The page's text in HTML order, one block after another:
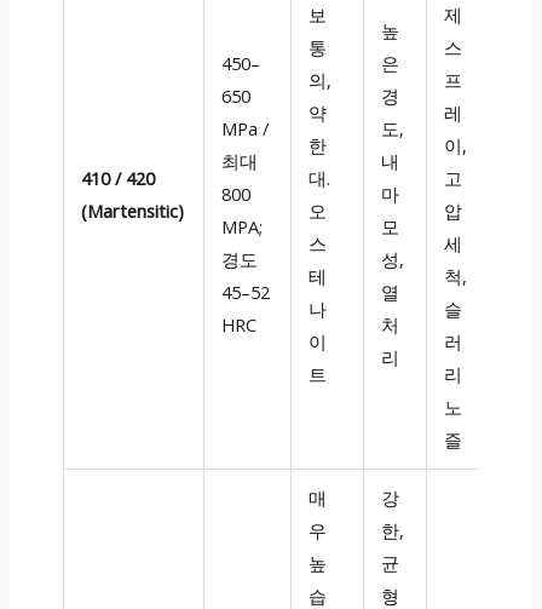
410 / 420
(Martensitic)
450–
650
MPa /
최대
800
MPA;
경도
45–52
HRC
보
통
의,
약
한
대.
오
스
테
나
이
트
높
은
경
도,
내
마
모
성,
열
처
리
제
스
프
레
이,
고
압
세
척,
슬
러
리
노
즐
매
우
높
습
강
한,
균
형